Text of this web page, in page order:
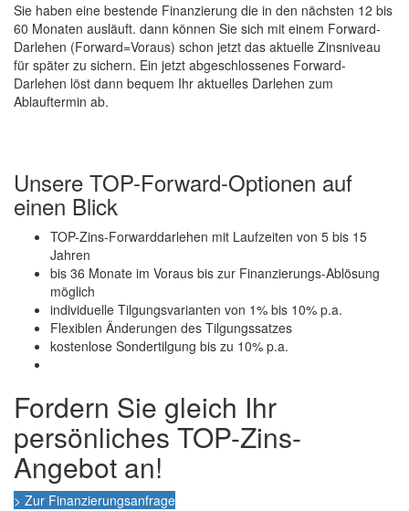
Sie haben eine bestende Finanzierung die in den nächsten 12 bis
60 Monaten ausläuft. dann können Sie sich mit einem Forward-
Darlehen (Forward=Voraus) schon jetzt das aktuelle Zinsniveau
für später zu sichern. Ein jetzt abgeschlossenes Forward-
Darlehen löst dann bequem Ihr aktuelles Darlehen zum
Ablauftermin ab.
Unsere TOP-Forward-Optionen auf
einen Blick
TOP-Zins-Forwarddarlehen mit Laufzeiten von 5 bis 15
Jahren
bis 36 Monate im Voraus bis zur Finanzierungs-Ablösung
möglich
individuelle Tilgungsvarianten von 1% bis 10% p.a.
Flexiblen Änderungen des Tilgungssatzes
kostenlose Sondertilgung bis zu 10% p.a.
Fordern Sie gleich Ihr
persönliches TOP-Zins-
Angebot an!
> Zur Finanzierungsanfrage